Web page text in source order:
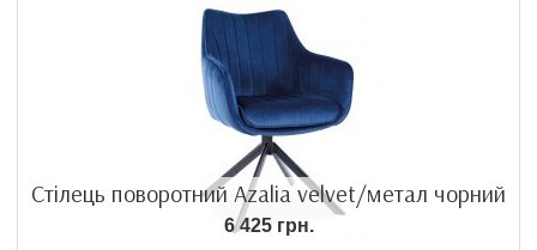
Стілець поворотний Azalia velvet/метал чорний
6 425 грн.